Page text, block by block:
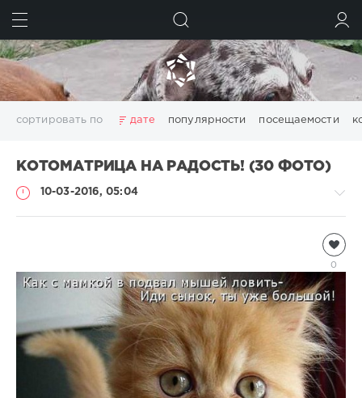
сортировать по дате популярности посещаемости
КОТОМАТРИЦА НА РАДОСТЬ! (30 ФОТО)
10-03-2016, 05:04
Natalja
0
0